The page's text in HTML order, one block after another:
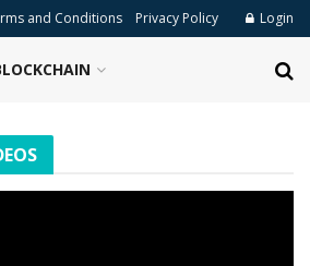
and Conditions Privacy Policy Login